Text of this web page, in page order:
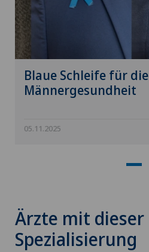
Blaue Schleife für die
Männergesundheit
05.11.2025
Ärzte mit dieser
Spezialisierung